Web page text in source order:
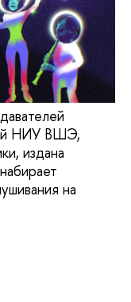
НИУ ВШЭ,
издана
на